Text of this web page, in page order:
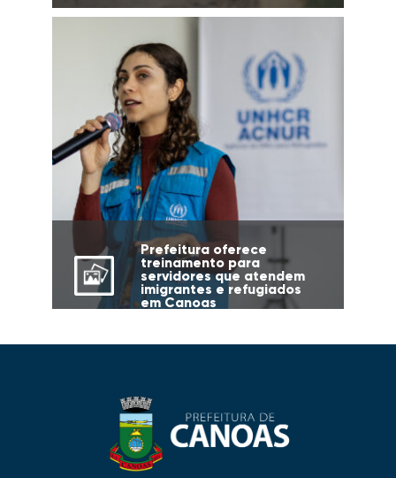
Prefeitura oferece
treinamento para
servidores que atendem
imigrantes e refugiados
em Canoas